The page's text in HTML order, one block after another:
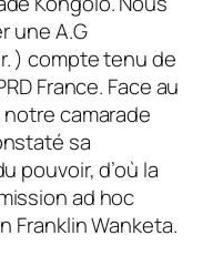
une A.G
) compte tenu de
France. Face au
camarade
sa
pouvoir, d’où la
ad hoc
Franklin Wanketa.